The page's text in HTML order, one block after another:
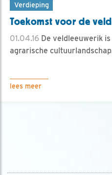
Verdieping
Toekomst voor de
01.04.16 De veldleeuwerik
agrarische
lees meer